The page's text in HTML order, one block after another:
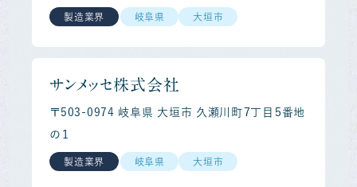
製造業界 岐阜県 大垣市
サンメッセ株式会社
〒503-0974 岐阜県 大垣市 久瀬川町７丁目５番地
の１
製造業界 岐阜県 大垣市